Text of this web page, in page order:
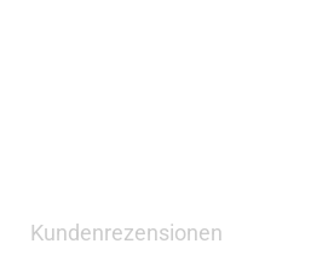
Kundenrezensionen